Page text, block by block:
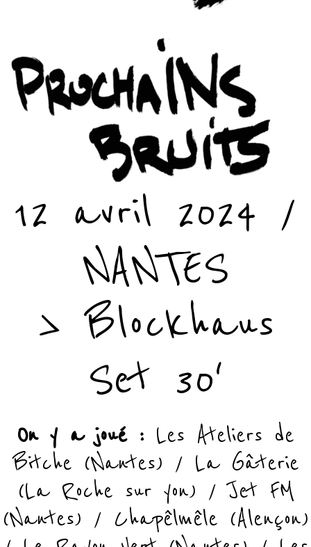
12 avril 2024 /
NANTES
> Blockhaus
Set 30'
On y a joué : Les Ateliers de
Bitche (Nantes) / La Gâterie
(La Roche sur yon) / Jet FM
(Nantes) / Chapêlmêle (Alençon)